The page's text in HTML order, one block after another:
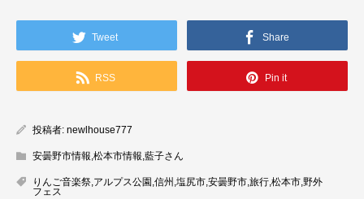
Tweet Share
RSS Pin it
投稿者: newlhouse777
安曇野市情報,松本市情報,藍子さん
りんご音楽祭,アルプス公園 ,信州 ,塩尻市,安曇野市,旅行,松本市,野外
フェス